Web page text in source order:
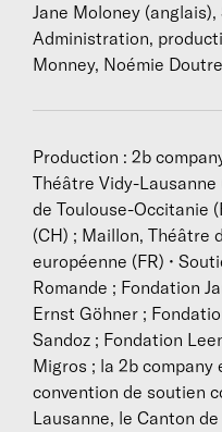
Jane Moloney
Administration,
Monney, Noémie
Production : 2b
Théâtre Vidy-
de Toulouse-Occitanie
(CH) ; Maillon, Théâtre
européenne (FR) •
Romande ; Fondation
Ernst Göhner ;
Sandoz ; Fondation
Migros ; la 2b company
convention de soutien
Lausanne, le Canton